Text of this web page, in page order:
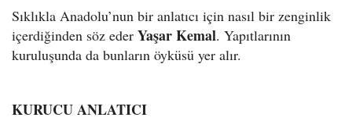
Sıklıkla Anadolu’nun bir anlatıcı için nasıl bir zenginlik
içerdiğinden söz eder Yaşar Kemal. Yapıtlarının
kuruluşunda da bunların öyküsü yer alır.
KURUCU ANLATICI